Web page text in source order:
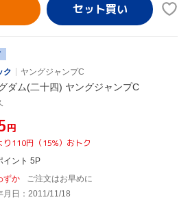
ク
ヤングジャンプC
ダム(二十四) ヤングジャンプC
円
り110円（15%）おトク
イント 5P
ずか
ご注文はお早めに
月日：2011/11/18